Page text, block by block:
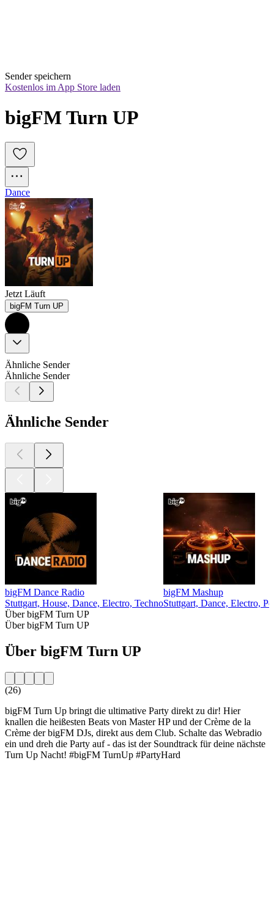
Sender speichern
Kostenlos im App Store laden
bigFM Turn UP
Dance
Jetzt Läuft
bigFM Turn UP
Ähnliche Sender
Ähnliche Sender
Ähnliche Sender
bigFM Dance Radio
Stuttgart, House, Dance, Electro, Techno
bigFM Mashup
Stuttgart, Dance, Electro,
Über bigFM Turn UP
Über bigFM Turn UP
Über bigFM Turn UP
(26)
bigFM Turn Up bringt die ultimative Party direkt zu dir! Hier
knallen die heißesten Beats von Master HP und der Crème de la
Crème der bigFM DJs, direkt aus dem Club. Schalte das Webradio
ein und dreh die Party auf - das ist der Soundtrack für deine nächste
Turn Up Nacht! #bigFM TurnUp #PartyHard